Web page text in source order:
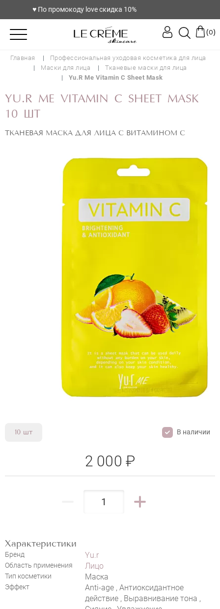
♥️ По промокоду love скидка 10%
(0)
Главная
Профессиональная уходовая косметика для лица
Маски для лица
Тканевые маски для лица
Yu.R Me Vitamin C Sheet Mask
YU.R ME VITAMIN C SHEET MASK
10 ШТ
ТКАНЕВАЯ МАСКА ДЛЯ ЛИЦА С ВИТАМИНОМ С
10 шт В наличии
Характеристики
Бренд Yu.r
Область применения Лицо
Тип косметики Маска
Эффект
Anti-age , Антиоксидантное
действие , Выравнивание тона ,
2 000 ₽
НАПИСАТЬ ОТЗЫВ